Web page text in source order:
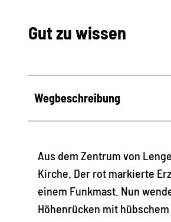
Gut zu wissen
Wegbeschreibung
Aus dem Zentrum von
Kirche. Der rot markierte
einem Funkmast. Nun
Höhenrücken mit